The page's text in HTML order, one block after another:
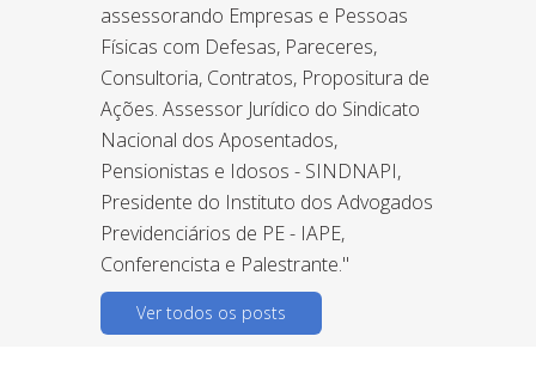
assessorando Empresas e Pessoas
Físicas com Defesas, Pareceres,
Consultoria, Contratos, Propositura de
Ações. Assessor Jurídico do Sindicato
Nacional dos Aposentados,
Pensionistas e Idosos - SINDNAPI,
Presidente do Instituto dos Advogados
Previdenciários de PE - IAPE,
Conferencista e Palestrante."
Ver todos os posts